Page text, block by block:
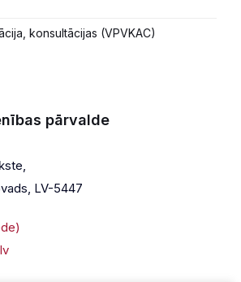
konsultācijas (VPVKAC)
pārvalde
LV-5447